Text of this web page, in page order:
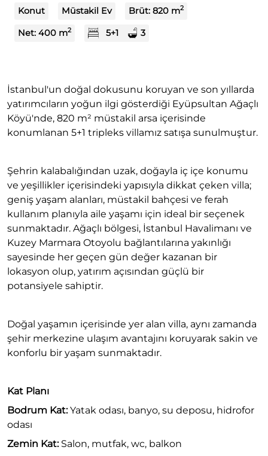
Konut Müstakil Ev Brüt: 820 m2
Net: 400 m2 5+1 3
İstanbul'un doğal dokusunu koruyan ve son yıllarda
yatırımcıların yoğun ilgi gösterdiği Eyüpsultan Ağaçlı
Köyü'nde, 820 m² müstakil arsa içerisinde
konumlanan 5+1 tripleks villamız satışa sunulmuştur.
Şehrin kalabalığından uzak, doğayla iç içe konumu
ve yeşillikler içerisindeki yapısıyla dikkat çeken villa;
geniş yaşam alanları, müstakil bahçesi ve ferah
kullanım planıyla aile yaşamı için ideal bir seçenek
sunmaktadır. Ağaçlı bölgesi, İstanbul Havalimanı ve
Kuzey Marmara Otoyolu bağlantılarına yakınlığı
sayesinde her geçen gün değer kazanan bir
lokasyon olup, yatırım açısından güçlü bir
potansiyele sahiptir.
Doğal yaşamın içerisinde yer alan villa, aynı zamanda
şehir merkezine ulaşım avantajını koruyarak sakin ve
konforlu bir yaşam sunmaktadır.
Kat Planı
Bodrum Kat:Yatak odası, banyo, su deposu, hidrofor
odası
Zemin Kat: Salon, mutfak, wc, balkon